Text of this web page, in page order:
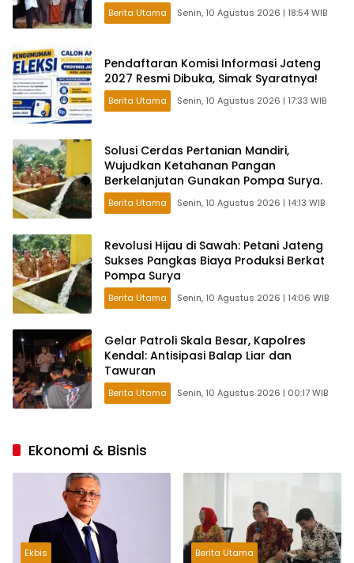
Berita Utama Senin, 10 Agustus 2026 | 18:54 WIB
Pendaftaran Komisi Informasi Jateng
2027 Resmi Dibuka, Simak Syaratnya!
Berita Utama Senin, 10 Agustus 2026 | 17:33 WIB
Solusi Cerdas Pertanian Mandiri,
Wujudkan Ketahanan Pangan
Berkelanjutan Gunakan Pompa Surya.
Berita Utama Senin, 10 Agustus 2026 | 14:13 WIB
Revolusi Hijau di Sawah: Petani Jateng
Sukses Pangkas Biaya Produksi Berkat
Pompa Surya
Berita Utama Senin, 10 Agustus 2026 | 14:06 WIB
Gelar Patroli Skala Besar, Kapolres
Kendal: Antisipasi Balap Liar dan
Tawuran
Berita Utama Senin, 10 Agustus 2026 | 00:17 WIB
Ekonomi & Bisnis
Ekbis Berita Utama